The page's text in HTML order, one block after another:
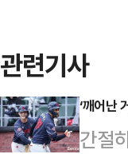
관련기사
‘깨어난
간절